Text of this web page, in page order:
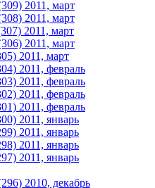
2011, март
2011, март
2011, март
2011, март
2011, март
2011, февраль
2011, февраль
2011, февраль
2011, февраль
2011, январь
2011, январь
2011, январь
2011, январь
2010, декабрь